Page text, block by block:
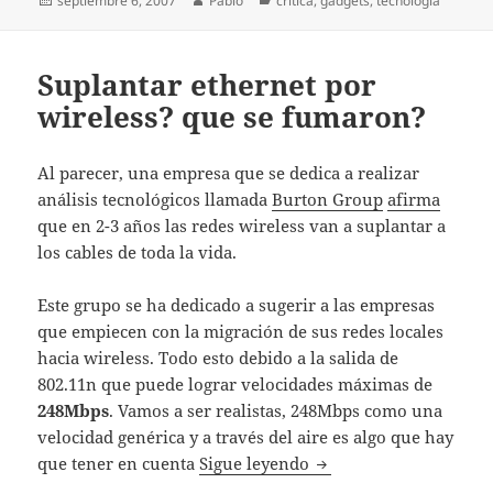
Suplantar ethernet por
wireless? que se fumaron?
Al parecer, una empresa que se dedica a realizar
análisis tecnológicos llamadaBurton Group afirma
que en 2-3 años las redes wireless van a suplantar a
los cables de toda la vida.
Este grupo se ha dedicado a sugerir a las empresas
que empiecen con la migración de sus redes locales
hacia wireless. Todo esto debido a la salida de
802.11n que puede lograr velocidades máximas de
248Mbps. Vamos a ser realistas, 248Mbps como una
velocidad genérica y a través del aire es algo que hay
que tener en cuentaSigue leyendo Suplantar ethernet